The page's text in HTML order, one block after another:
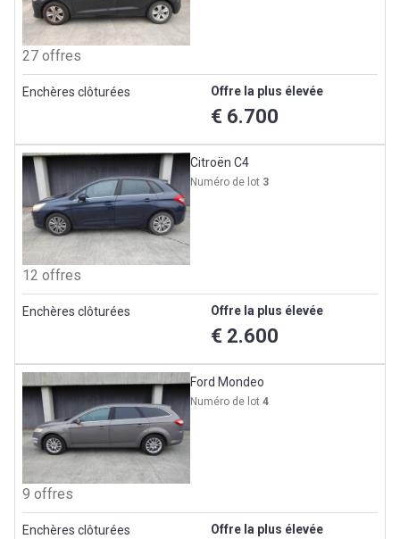
27 offres
Enchères clôturées Offre la plus élevée
€ 6.700
Citroën C4
Numéro de lot 3
12 offres
Enchères clôturées Offre la plus élevée
€ 2.600
Ford Mondeo
Numéro de lot4
9 offres
Enchères clôturées Offre la plus élevée